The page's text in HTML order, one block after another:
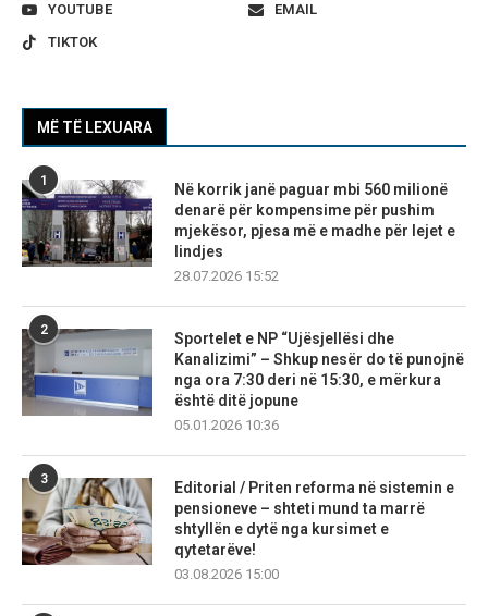
YOUTUBE
EMAIL
TIKTOK
MË TË LEXUARA
1
Në korrik janë paguar mbi 560 milionë
denarë për kompensime për pushim
mjekësor, pjesa më e madhe për lejet e
lindjes
28.07.2026 15:52
2
Sportelet e NP “Ujësjellësi dhe
Kanalizimi” – Shkup nesër do të punojnë
nga ora 7:30 deri në 15:30, e mërkura
është ditë jopune
05.01.2026 10:36
3
Editorial / Priten reforma në sistemin e
pensioneve – shteti mund ta marrë
shtyllën e dytë nga kursimet e
qytetarëve!
03.08.2026 15:00